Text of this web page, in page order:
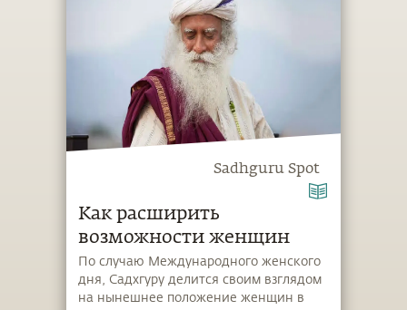
Институте внутренних наук «Иша» в
штате Теннесси. Посмотрите
фотографии с одной из наших
«Программ молчания» на слайдах
Sadhguru Spot
Как расширить
возможности женщин
По случаю Международного женского
дня, Садхгуру делится своим взглядом
на нынешнее положение женщин в